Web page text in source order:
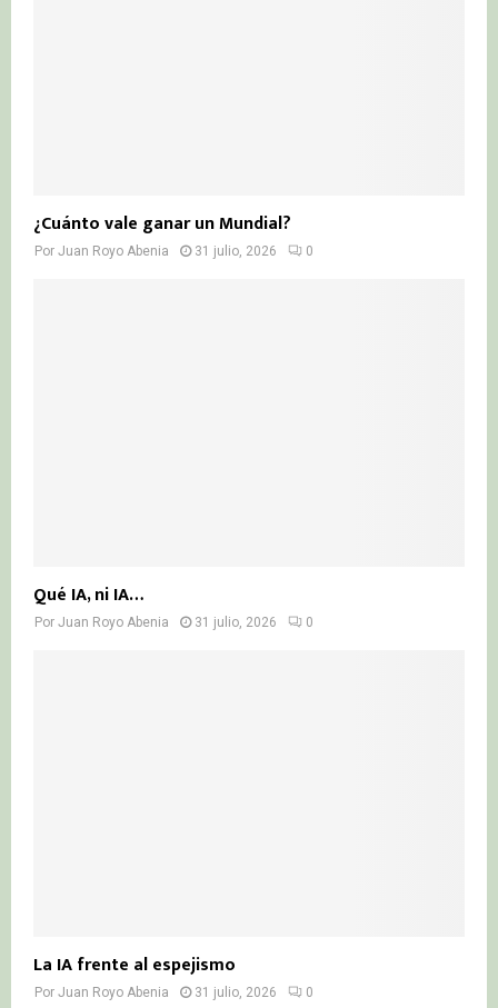
¿Cuánto vale ganar un Mundial?
Por Juan Royo Abenia 31 julio, 2026 0
Qué IA, ni IA…
Por Juan Royo Abenia 31 julio, 2026 0
La IA frente al espejismo
Por Juan Royo Abenia 31 julio, 2026 0